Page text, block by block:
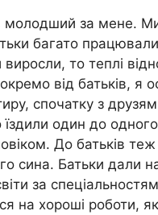
молодший за мене.
багато
то теплі
від батьків, я
спочатку з
один до одного
До батьків
сина. Батьки дали
за
на хороші роботи,